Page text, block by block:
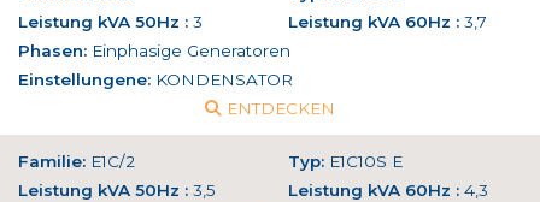
Leistung kVA 50Hz : 3 Leistung kVA 60Hz : 3,7
Phasen: Einphasige Generatoren
Einstellungene: KONDENSATOR
ENTDECKEN
Familie: E1C/2 Typ: E1C10S E
Leistung kVA 50Hz : 3,5 Leistung kVA 60Hz : 4,3